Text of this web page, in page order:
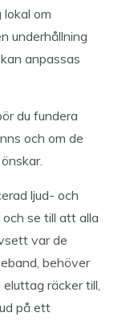
om
underhållning
anpassas
du fundera
och om de
ljud- och
se till att alla
var de
behöver
räcker till,
på ett